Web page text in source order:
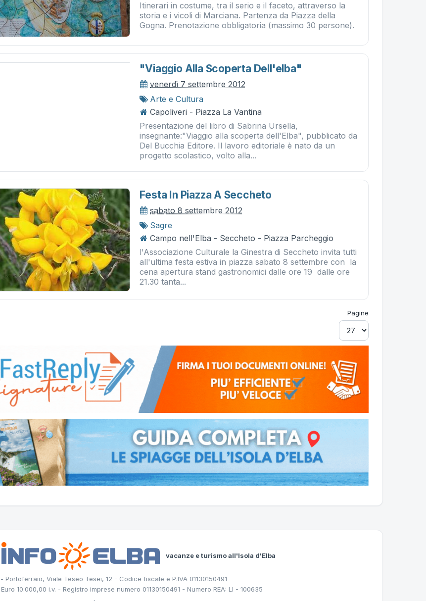
Itinerari in costume, tra il serio e il faceto, attraverso la
storia e i vicoli di Marciana. Partenza da Piazza della
Gogna. Prenotazione obbligatoria (massimo 30 persone).
"viaggio Alla Scoperta Dell'elba"
venerdì 7 settembre 2012
Arte e Cultura
Capoliveri - Piazza La Vantina
Presentazione del libro di Sabrina Ursella,
insegnante:"Viaggio alla scoperta dell'Elba", pubblicato da
Del Bucchia Editore. Il lavoro editoriale è nato da un
progetto scolastico, volto alla...
Festa In Piazza A Seccheto
sabato 8 settembre 2012
Sagre
Campo nell'Elba - Seccheto - Piazza Parcheggio
l'Associazione Culturale la Ginestra di Seccheto invita tutti
all'ultima festa estiva in piazza sabato 8 settembre con la
cena apertura stand gastronomici dalle ore 19 dalle ore
21.30 tanta...
Pagine
vacanze e turismo all'Isola d'Elba
- Portoferraio, Viale Teseo Tesei, 12 - Codice fiscale e P.IVA 01130150491
10.000,00 i.v. - Registro imprese numero 01130150491 - Numero REA: LI - 100635